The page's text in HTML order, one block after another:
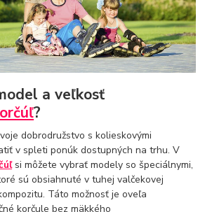
a veľkosť
?
dobrodružstvo s kolieskovými
v spleti ponúk dostupných na trhu. V
si môžete vybrať modely so špeciálnymi,
sú obsiahnuté v tuhej valčekovej
Táto možnosť je oveľa
korčule bez mäkkého